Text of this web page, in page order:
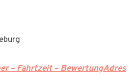
– Fahrtzeit – BewertungAdres